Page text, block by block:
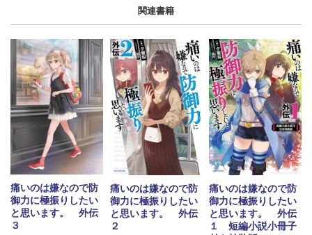
関連書籍
痛いのは嫌なので防
御力に極振りしたい
と思います。 外伝
３
痛いのは嫌なので防
御力に極振りしたい
と思います。 外伝
２
痛いのは嫌なので防
御力に極振りしたい
と思います。 外伝
１ 短編小説小冊子